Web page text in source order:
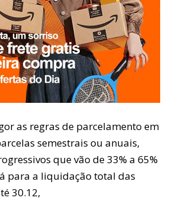
as regras de parcelamento em
semestrais ou anuais,
que vão de 33% a 65%
para a liquidação total das
30.12,